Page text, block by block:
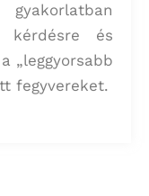
kérdésre és
„leggyorsabb
fegyvereket.